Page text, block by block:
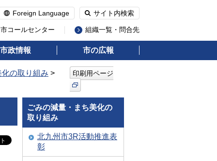
Foreign Language サイト内検索
コールセンター 組織一覧・問合先
市政情報 市の広報
の取り組み >
印刷用ページ
ごみの減量・まち美化の
取り組み
北九州市3R活動推進表
彰